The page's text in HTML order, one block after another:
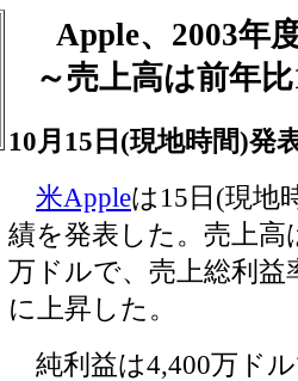
Apple、2003年
～売上高は前年
10月15日(現地時間)発
米Appleは15日(現地
績を発表した。売上高
万ドルで、売上総利益
に上昇した。
純利益は4,400万ド